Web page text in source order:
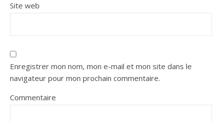
Site web
Enregistrer mon nom, mon e-mail et mon site dans le
navigateur pour mon prochain commentaire.
Commentaire